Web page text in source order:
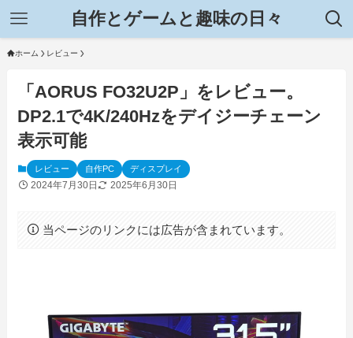
自作とゲームと趣味の日々
ホーム レビュー
「AORUS FO32U2P」をレビュー。
DP2.1で4K/240Hzをデイジーチェーン
表示可能
レビュー 自作PC ディスプレイ
2024年7月30日 2025年6月30日
当ページのリンクには広告が含まれています。